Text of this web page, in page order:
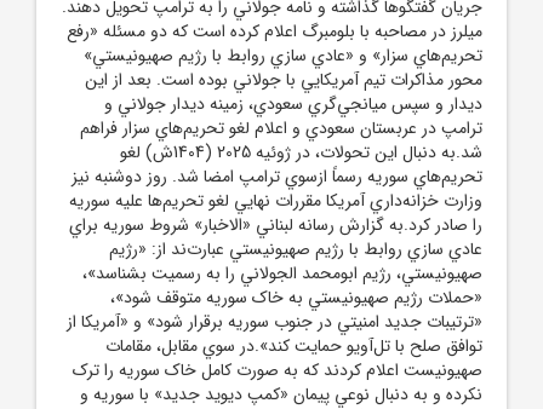
جريان گفتگوها گذاشته و نامه جولاني را به ترامپ تحويل دهند.
ميلرز در مصاحبه با بلومبرگ اعلام کرده است که دو مسئله «رفع
تحريم‌هاي سزار» و «عادي سازي روابط با رژيم صهيونيستي»
محور مذاکرات تيم آمريکايي با جولاني بوده است. بعد از اين
ديدار و سپس ميانجي‌گري سعودي، زمينه ديدار جولاني و
ترامپ در عربستان سعودي و اعلام لغو تحريم‌هاي سزار فراهم
شد.به دنبال اين تحولات، در ژوئيه 2025 (1404ش) لغو
تحريم‌هاي سوريه رسماً ازسوي ترامپ امضا شد. روز دوشنبه نيز
وزارت خزانه‌داري آمريکا مقررات نهايي لغو تحريم‌ها عليه سوريه
را صادر کرد.به گزارش رسانه لبناني «الاخبار» شروط سوريه براي
عادي سازي روابط با رژيم صهيونيستي عبارت‌ند از: «رژيم
صهيونيستي، رژيم ابومحمد الجولاني را به رسميت بشناسد»،
«حملات رژيم صهيونيستي به خاک سوريه متوقف شود»،
«ترتيبات جديد امنيتي در جنوب سوريه برقرار شود» و «آمريکا از
توافق صلح با تل‌آويو حمايت کند».در سوي مقابل، مقامات
صهيونيست اعلام کردند که به صورت کامل خاک سوريه را ترک
نکرده و به دنبال نوعي پيمان «کمپ ديويد جديد» با سوريه و